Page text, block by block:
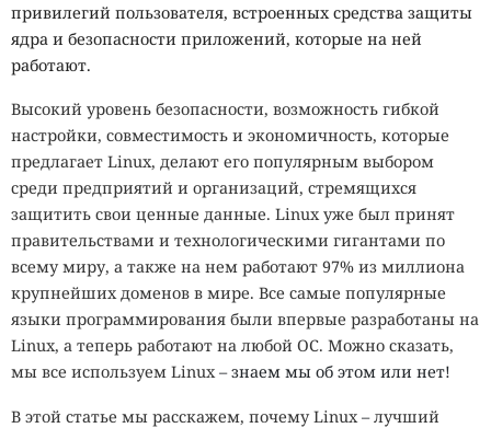
привилегий пользователя, встроенных средства защиты
ядра и безопасности приложений, которые на ней
работают.
Высокий уровень безопасности, возможность гибкой
настройки, совместимость и экономичность, которые
предлагает Linux, делают его популярным выбором
среди предприятий и организаций, стремящихся
защитить свои ценные данные. Linux уже был принят
правительствами и технологическими гигантами по
всему миру, а также на нем работают 97% из миллиона
крупнейших доменов в мире. Все самые популярные
языки программирования были впервые разработаны на
Linux, а теперь работают на любой ОС. Можно сказать,
мы все используем Linux – знаем мы об этом или нет!
В этой статье мы расскажем, почему Linux–лучший